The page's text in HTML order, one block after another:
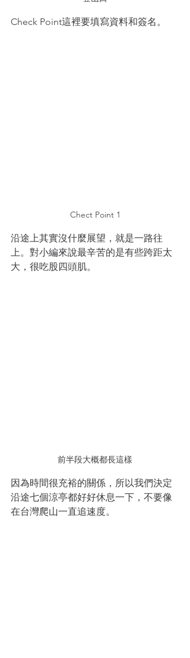
Check Point這裡要填寫資料和簽名。
Chect Point 1
沿途上其實沒什麼展望，就是一路往
上。對小編來說最辛苦的是有些跨距太
大，很吃股四頭肌。
前半段大概都長這樣
因為時間很充裕的關係，所以我們決定
沿途七個涼亭都好好休息一下，不要像
在台灣爬山一直追速度。